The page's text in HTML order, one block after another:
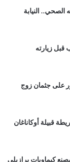
النيابة
زيارته
على جثمان زوج
من خريطة قبيلة أوكاناغان